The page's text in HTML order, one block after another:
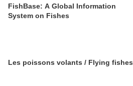
FishBase: A Global Information
System on Fishes
Les poissons volants / Flying fishes